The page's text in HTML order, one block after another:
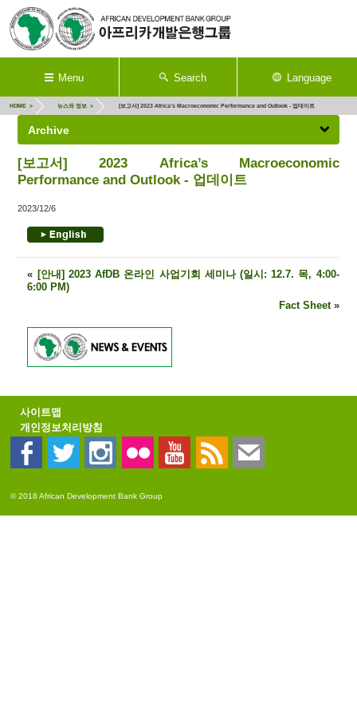
Menu Search Language
HOME 뉴스와 정보 [보고서] 2023 Africa’s Macroeconomic Performance and Outlook - 업데이트
Archive
[보고서] 2023 Africa’s Macroeconomic
Performance and Outlook - 업데이트
2023/12/6
« [안내] 2023 AfDB 온라인 사업기회 세미나 (일시: 12.7. 목, 4:00-
6:00 PM)
Fact Sheet»
사이트맵
개인정보처리방침
© 2018 African Development Bank Group